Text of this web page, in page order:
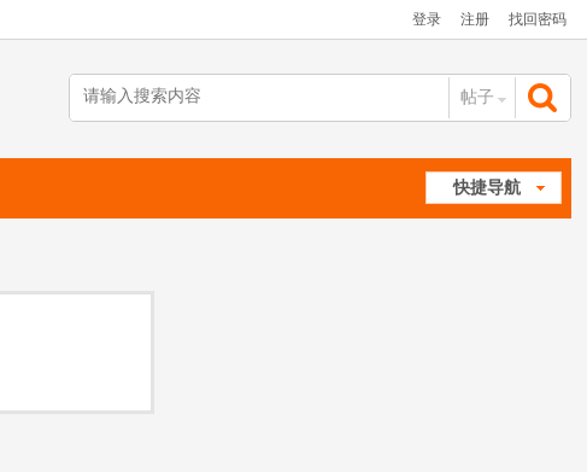
登录 注册 找回密码
帖子
快捷导航